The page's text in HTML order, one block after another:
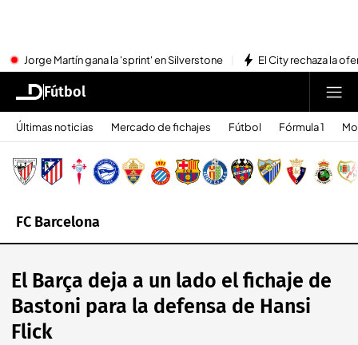
Jorge Martín gana la 'sprint' en Silverstone El City rechaza la
Fútbol
Últimas noticias Mercado de fichajes Fútbol Fórmula 1
FC Barcelona
El Barça deja a un lado el fichaje de
Bastoni para la defensa de Hansi
Flick